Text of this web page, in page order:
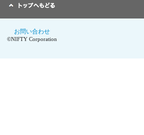
お問い合わせ
©NIFTY Corporation